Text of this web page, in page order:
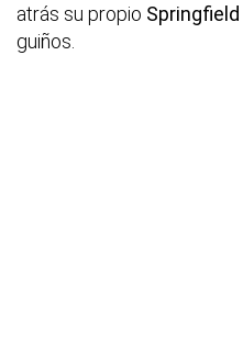
atrás su propio Springfield
guiños.